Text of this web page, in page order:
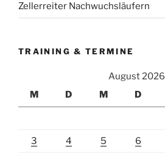
Zellerreiter Nachwuchsläufern
TRAINING & TERMINE
August 2026
M
D M D
3 4 5 6